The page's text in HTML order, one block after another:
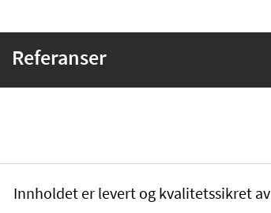
Referanser
Innholdet er levert og kvalitetssikret av